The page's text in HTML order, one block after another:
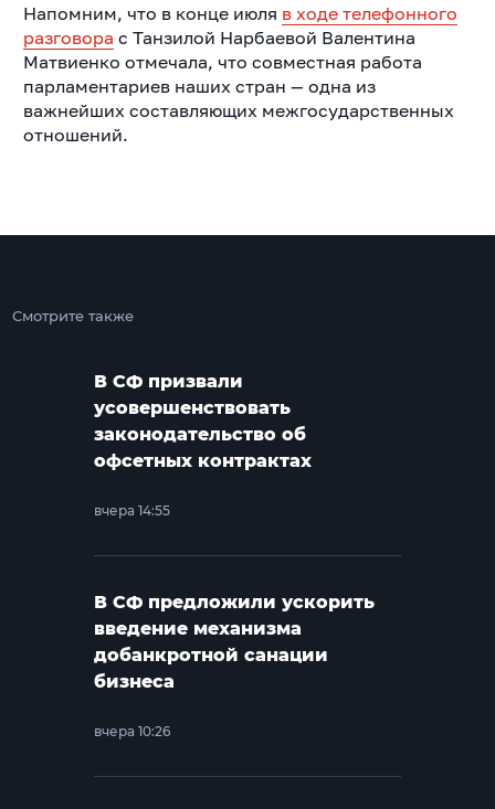
Напомним, что в конце июля в ходе телефонного
разговора с Танзилой Нарбаевой Валентина
Матвиенко отмечала, что совместная работа
парламентариев наших стран — одна из
важнейших составляющих межгосударственных
отношений.
Смотрите также
В СФ призвали
усовершенствовать
законодательство об
офсетных контрактах
вчера 14:55
В СФ предложили ускорить
введение механизма
добанкротной санации
бизнеса
вчера 10:26